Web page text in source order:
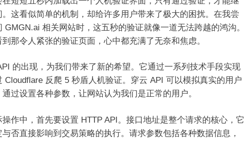
。这看似简单的机制，却给许多用户带来了极大的困扰。在我尝
GMGN.ai 相关网站时，这五秒的验证就像一道无法跨越的鸿沟。
那令人紧张的验证页面，心中都充满了无奈和焦虑。
的出现，为我们带来了新的希望。它通过一系列技术手段实现
Cloudflare 反爬 5 秒盾人机验证。穿云 API 可以模拟真实的用户
过设置各种参数，让网站认为我们是正常的用户。
操作中，首先要设置 HTTP API。接口地址是整个请求的核心，它
与否直接影响到交易策略的执行。请求参数包括各种数据信息，